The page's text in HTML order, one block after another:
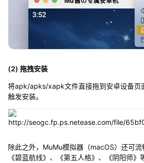
(2) 拖拽安装
将apk/apks/xapk文件直接拖到安卓设备页
触发安装。
除此之外，MuMu模拟器（macOS）还可流
《碧蓝航线》、《第五人格》、《阴阳师》